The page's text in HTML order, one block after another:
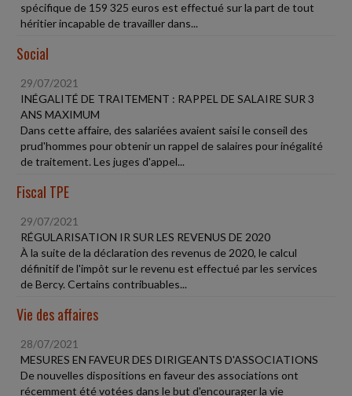
spécifique de 159 325 euros est effectué sur la part de tout
héritier incapable de travailler dans...
Social
29/07/2021
INÉGALITÉ DE TRAITEMENT : RAPPEL DE SALAIRE SUR 3
ANS MAXIMUM
Dans cette affaire, des salariées avaient saisi le conseil des
prud'hommes pour obtenir un rappel de salaires pour inégalité
de traitement. Les juges d'appel...
Fiscal TPE
29/07/2021
RÉGULARISATION IR SUR LES REVENUS DE 2020
À la suite de la déclaration des revenus de 2020, le calcul
définitif de l'impôt sur le revenu est effectué par les services
de Bercy. Certains contribuables...
Vie des affaires
28/07/2021
MESURES EN FAVEUR DES DIRIGEANTS D'ASSOCIATIONS
De nouvelles dispositions en faveur des associations ont
récemment été votées dans le but d'encourager la vie